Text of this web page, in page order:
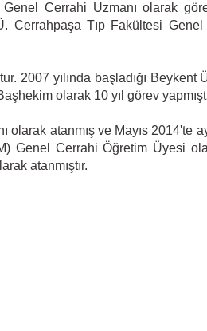
Cerrahi Uzmanı olarak
Cerrahpaşa Tıp Fakültesi
2007 yılında başladığı
olarak 10 yıl görev
atanmış ve Mayıs 2014'te
Genel Cerrahi Öğretim Üyesi
atanmıştır.